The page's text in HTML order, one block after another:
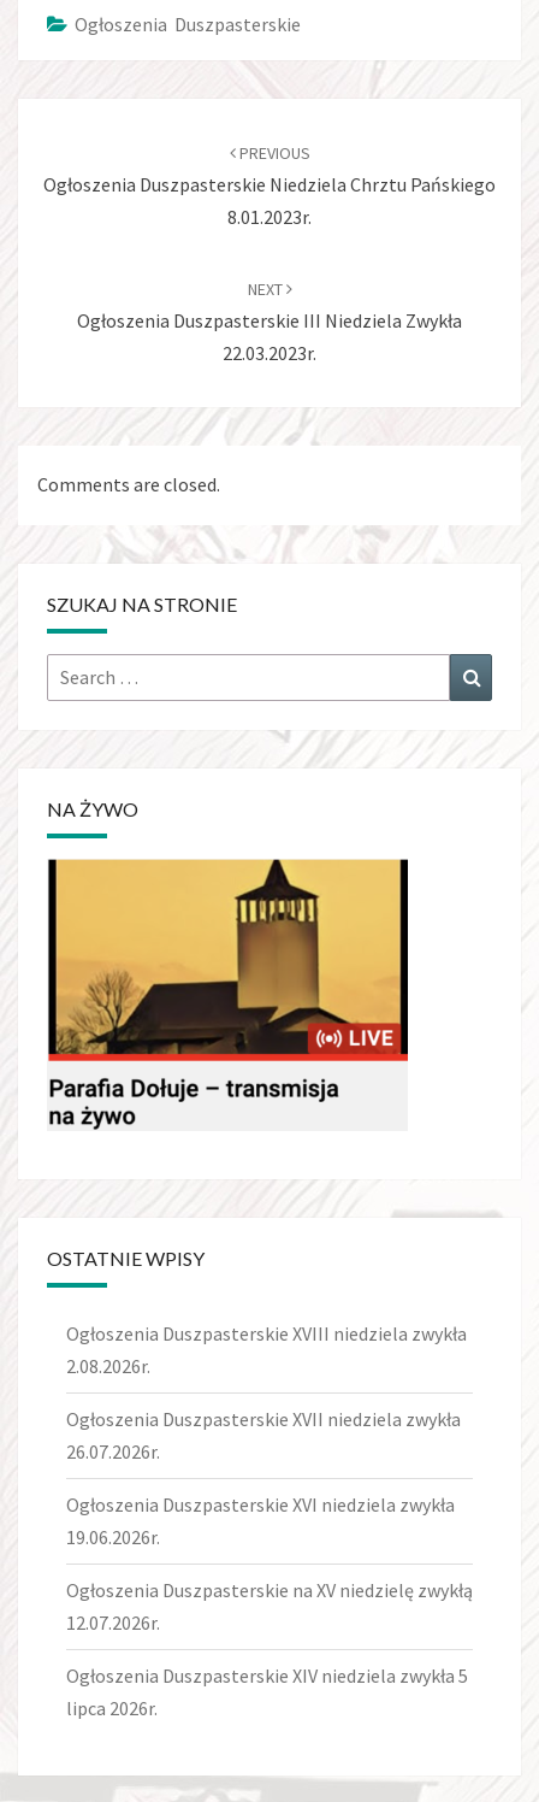
Ogłoszenia Duszpasterskie
PREVIOUS
Ogłoszenia Duszpasterskie Niedziela Chrztu Pańskiego
8.01.2023r.
NEXT
Ogłoszenia Duszpasterskie III Niedziela Zwykła
22.03.2023r.
Comments are closed.
SZUKAJ NA STRONIE
Search
for:
NA ŻYWO
OSTATNIE WPISY
Ogłoszenia Duszpasterskie XVIII niedziela zwykła
2.08.2026r.
Ogłoszenia Duszpasterskie XVII niedziela zwykła
26.07.2026r.
Ogłoszenia Duszpasterskie XVI niedziela zwykła
19.06.2026r.
Ogłoszenia Duszpasterskie na XV niedzielę zwykłą
12.07.2026r.
Ogłoszenia Duszpasterskie XIV niedziela zwykła 5
lipca 2026r.